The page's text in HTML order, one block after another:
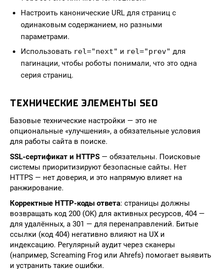
Настроить канонические URL для страниц с
одинаковым содержанием, но разными
параметрами.
Использовать rel="next" и rel="prev" для
пагинации, чтобы роботы понимали, что это одна
серия страниц.
ТЕХНИЧЕСКИЕ ЭЛЕМЕНТЫ SEO
Базовые технические настройки — это не
опциональные «улучшения», а обязательные условия
для работы сайта в поиске.
SSL-сертификат и HTTPS — обязательны. Поисковые
системы приоритизируют безопасные сайты. Нет
HTTPS — нет доверия, и это напрямую влияет на
ранжирование.
Корректные HTTP-коды ответа: страницы должны
возвращать код 200 (OK) для активных ресурсов, 404 —
для удалённых, а 301 — для перенаправлений. Битые
ссылки (код 404) негативно влияют на UX и
индексацию. Регулярный аудит через сканеры
(например, Screaming Frog или Ahrefs) помогает выявить
и устранить такие ошибки.